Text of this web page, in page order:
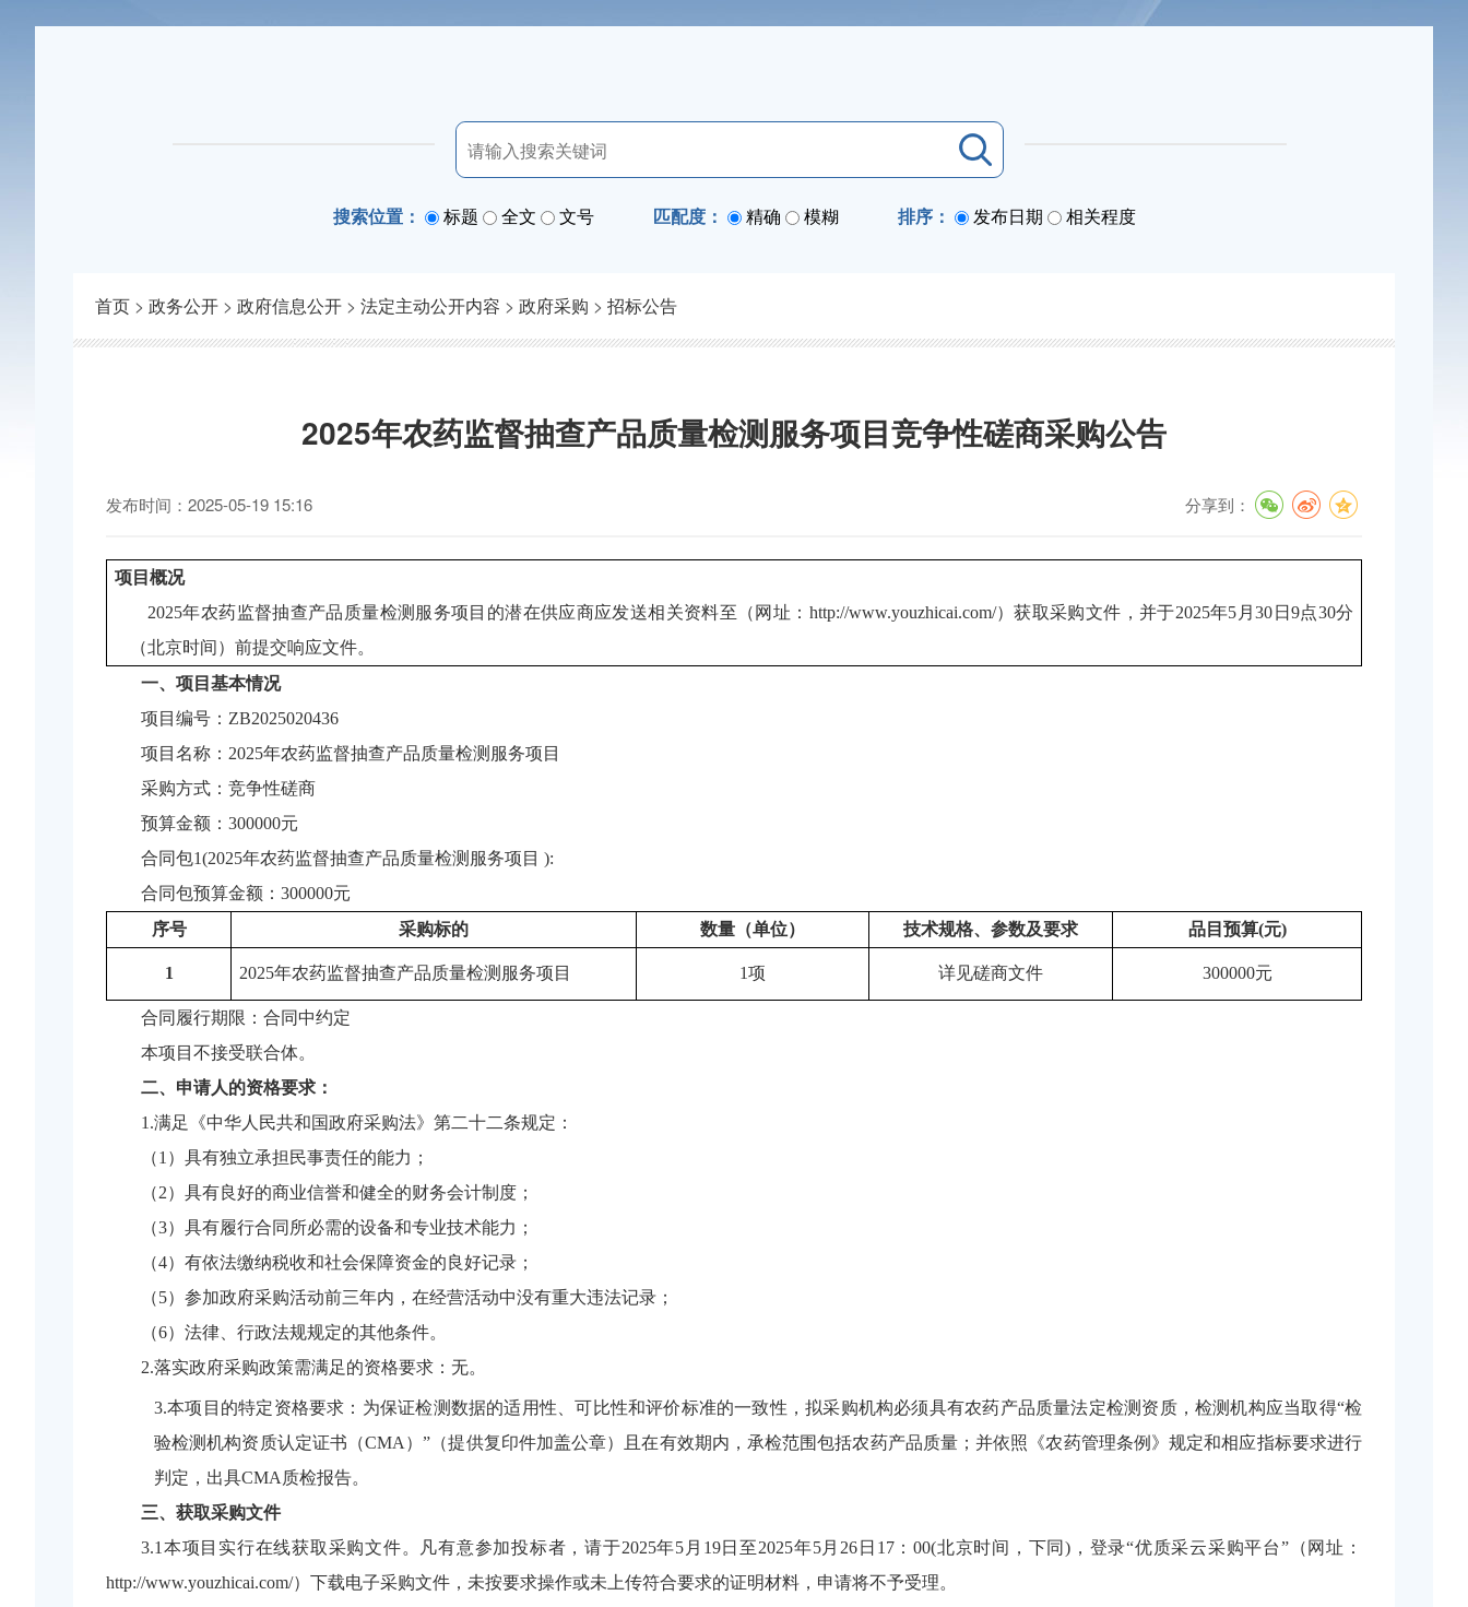
搜索位置： 标题 全文 文号 匹配度： 精确 模糊 排序： 发布日期 相关程度
首页 > 政务公开 > 政府信息公开 > 法定主动公开内容 > 政府采购 > 招标公告
2025年农药监督抽查产品质量检测服务项目竞争性磋商采购公告
发布时间：2025-05-19 15:16 分享到：
项目概况
2025年农药监督抽查产品质量检测服务项目 的潜在供应商应发送相关资料至（网址： http://www.youzhicai.com/）获取采购文件，并于2025年5 月30 日 9点30分
（北京时间）前提交响应文件。
一、项目基本情况
项目编号 ： ZB2025020436
项目名称： 2025年农药监督抽查产品质量检测服务项目
采购方式： 竞争性磋商
预算金额： 300000元
合同包1(2025年农药监督抽查产品质量检测服务项目 ):
合同包预算金额： 300000元
序号
采购标的 数量（单位） 技术规格、参数及要求 品目预算(元)
1 2025年农药监督抽查产品质量检测服务项目 1项 详见磋商文件 300000元
合同履行期限： 合同中约定
本项目 不接受联合体。
二、申请人的资格要求：
1.满足《中华人民共和国政府采购法》第二十二条规定：
（1）具有独立承担民事责任的能力；
（2）具有良好的商业信誉和健全的财务会计制度；
（3）具有履行合同所必需的设备和专业技术能力；
（4）有依法缴纳税收和社会保障资金的良好记录；
（5）参加政府采购活动前三年内，在经营活动中没有重大违法记录；
（6）法律、行政法规规定的其他条件。
2.落实政府采购政策需满足的资格要求：无。
3.本项目的特定资格要求：为保证检测数据的适用性、可比性和评价标准的一致性，拟采购机构必须具有农药产品质量法定检测资质，检测机构应当取得“检
验检测机构资质认定证书（CMA）”（提供复印件加盖公章）且在有效期内，承检范围包括农药产品质量；并依照《农药管理条例》规定和相应指标要求进行
判定，出具CMA质检报告。
三、获取采购文件
3.1本项目实行在线获取采购文件。凡有意参加投标者，请于2025年5月19日至2025年5月26日17：00(北京时间，下同)，登录“优质采云采购平台”（网址：
http://www.youzhicai.com/）下载电子采购文件，未按要求操作或未上传符合要求的证明材料，申请将不予受理。